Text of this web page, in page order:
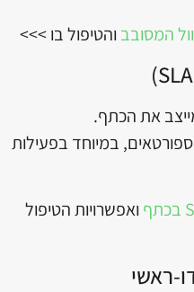
המסובב והטיפול בו >>>
את הכתף.
במיוחד בפעילות
ואפשרויות הטיפול
ראשי